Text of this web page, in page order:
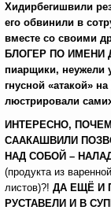
Хидирбегишвили
его обвинили в
вместе со своими
БЛОГЕР ПО ИМЕНИ
пиарщики, неужели
гнусной «атакой»
люстрировали
ИНТЕРЕСНО,
СААКАШВИЛИ
НАД СОБОЙ –
(продукта из
листов)?! ДА ЕЩЁ И
РУСТАВЕЛИ И В